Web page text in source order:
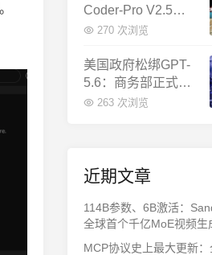
Coder-Pro V2.5：
首个能端到端跑通
编程模型
270 次浏览
美国政府松绑GPT-
5.6：商务部正式放
行，OpenAI本周全
263 次浏览
近期文章
114B参数、6B激活：
全球首个千亿MoE视频生
MCP协议史上最大更新